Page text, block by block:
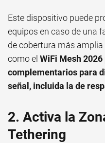
Este dispositivo puede
equipos en caso de una
de cobertura más
como el WiFi Mesh
complementarios para
señal, incluida la de
2. Activa la
Tethering